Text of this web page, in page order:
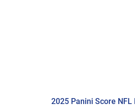
2025 Panini Score NFL